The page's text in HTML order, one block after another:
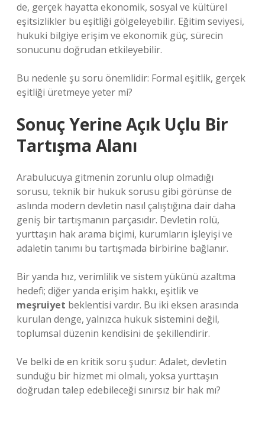
de, gerçek hayatta ekonomik, sosyal ve kültürel
eşitsizlikler bu eşitliği gölgeleyebilir. Eğitim seviyesi,
hukuki bilgiye erişim ve ekonomik güç, sürecin
sonucunu doğrudan etkileyebilir.
Bu nedenle şu soru önemlidir: Formal eşitlik, gerçek
eşitliği üretmeye yeter mi?
Sonuç Yerine Açık Uçlu Bir
Tartışma Alanı
Arabulucuya gitmenin zorunlu olup olmadığı
sorusu, teknik bir hukuk sorusu gibi görünse de
aslında modern devletin nasıl çalıştığına dair daha
geniş bir tartışmanın parçasıdır. Devletin rolü,
yurttaşın hak arama biçimi, kurumların işleyişi ve
adaletin tanımı bu tartışmada birbirine bağlanır.
Bir yanda hız, verimlilik ve sistem yükünü azaltma
hedefi; diğer yanda erişim hakkı, eşitlik ve
meşruiyet beklentisi vardır. Bu iki eksen arasında
kurulan denge, yalnızca hukuk sistemini değil,
toplumsal düzenin kendisini de şekillendirir.
Ve belki de en kritik soru şudur: Adalet, devletin
sunduğu bir hizmet mi olmalı, yoksa yurttaşın
doğrudan talep edebileceği sınırsız bir hak mı?